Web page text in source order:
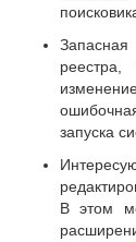
запуска
В этом